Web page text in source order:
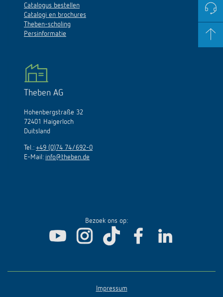
Catalogus bestellen
Catalogi en brochures
Theben-scholing
Persinformatie
Theben AG
Hohenbergstraße 32
72401 Haigerloch
Duitsland
Tel.: +49 (0)74 74/692-0
E-Mail: info@theben.de
Bezoek ons op:
Impressum